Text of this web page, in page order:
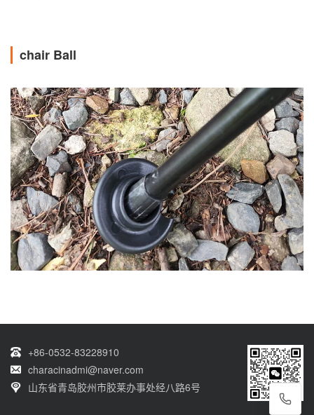
chair Ball
+86-0532-83228910
characinadmi@naver.com
山东省青岛胶州市胶莱办事处经八路6号